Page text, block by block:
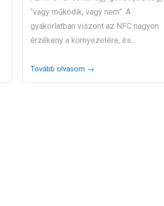
“vagy működik, vagy nem”. A
gyakorlatban viszont az NFC nagyon
érzékeny a környezetére, és...
Tovább olvasom →